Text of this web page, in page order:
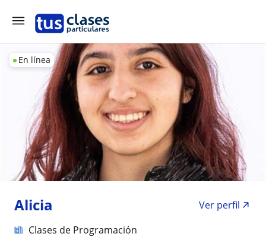
En línea
Alicia
Ver perfil
Clases de Programación